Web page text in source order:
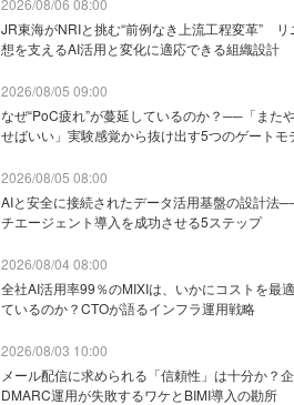
2026/08/06 08:00
JR東海がNRIと挑む“前例なき上流工程変革” リ
想を支えるAI活用と変化に適応できる組織設計
2026/08/05 09:00
なぜ“PoC疲れ”が蔓延しているのか？──「また
せばいい」実験感覚から抜け出す5つのゲートモ
2026/08/05 08:00
AIと安全に接続されたデータ活用基盤の設計法
チエージェント導入を成功させる5ステップ
2026/08/04 08:00
全社AI活用率99％のMIXIは、いかにコストを最
ているのか？CTOが語るインフラ運用戦略
2026/08/03 10:00
メール配信に求められる「信頼性」は十分か？
DMARC運用が失敗するワケとBIMI導入の勘所